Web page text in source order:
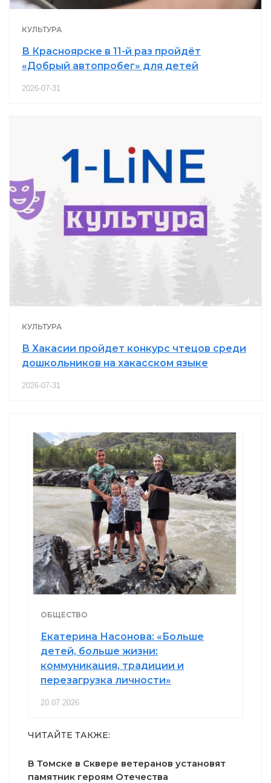
КУЛЬТУРА
В Красноярске в 11-й раз пройдёт
«Добрый автопробег» для детей
2026-07-31
КУЛЬТУРА
В Хакасии пройдет конкурс чтецов среди
дошкольников на хакасском языке
2026-07-31
ОБЩЕСТВО
Екатерина Насонова: «Больше
детей, больше жизни:
коммуникация, традиции и
перезагрузка личности»
20.07.2026
ЧИТАЙТЕ ТАКЖЕ:
В Томске в Сквере ветеранов установят
памятник героям Отечества